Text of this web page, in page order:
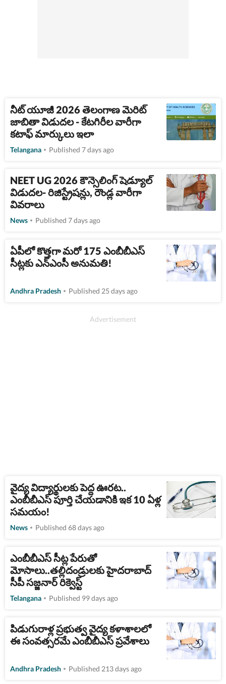
నీట్ యూజీ 2026 తెలంగాణ మెరిట్
జాబితా విడుదల - కేటగిరీల వారీగా
కటాఫ్ మార్కులు ఇలా
Telangana Published 7 days ago
NEET UG 2026 కౌన్సెలింగ్ షెడ్యూల్
విడుదల- రిజిస్ట్రేషన్లు, రౌండ్ల వారీగా
వివరాలు
News Published 7 days ago
ఏపీలో కొత్తగా మరో 175 ఎంబీబీఎస్
సీట్లకు ఎన్‌ఎంసీ అనుమతి!
Andhra Pradesh Published 25 days ago
వైద్య విద్యార్థులకు పెద్ద ఊరట..
ఎంబీబీఎస్ పూర్తి చేయడానికి ఇక 10 ఏళ్ల
సమయం!
News Published 68 days ago
ఎంబీబీఎస్ సీట్ల పేరుతో
మోసాలు..తల్లిదండ్రులకు హైదరాబాద్
సీపీ సజ్జనార్ రిక్వెస్ట్
Telangana Published 99 days ago
పిడుగురాళ్ల ప్రభుత్వ వైద్య క‌ళాశాల‌లో
ఈ సంవ‌త్సర‌మే ఎంబీబీఎస్ ప్రవేశాలు
Andhra Pradesh Published 213 days ago